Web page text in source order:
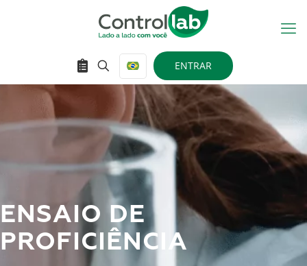
ENTRAR
ENSAIO DE
PROFICIÊNCIA